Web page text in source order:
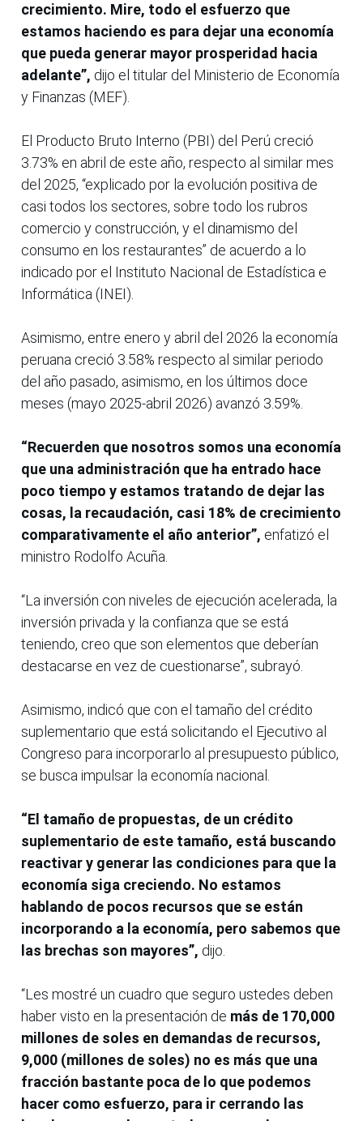
crecimiento. Mire, todo el esfuerzo que
estamos haciendo es para dejar una economía
que pueda generar mayor prosperidad hacia
adelante”, dijo el titular del Ministerio de Economía
y Finanzas (MEF).
El Producto Bruto Interno (PBI) del Perú creció
3.73% en abril de este año, respecto al similar mes
del 2025, “explicado por la evolución positiva de
casi todos los sectores, sobre todo los rubros
comercio y construcción, y el dinamismo del
consumo en los restaurantes” de acuerdo a lo
indicado por el Instituto Nacional de Estadística e
Informática (INEI).
Asimismo, entre enero y abril del 2026 la economía
peruana creció 3.58% respecto al similar periodo
del año pasado, asimismo, en los últimos doce
meses (mayo 2025-abril 2026) avanzó 3.59%.
“Recuerden que nosotros somos una economía
que una administración que ha entrado hace
poco tiempo y estamos tratando de dejar las
cosas, la recaudación, casi 18% de crecimiento
comparativamente el año anterior”, enfatizó el
ministro Rodolfo Acuña.
“La inversión con niveles de ejecución acelerada, la
inversión privada y la confianza que se está
teniendo, creo que son elementos que deberían
destacarse en vez de cuestionarse”, subrayó.
Asimismo, indicó que con el tamaño del crédito
suplementario que está solicitando el Ejecutivo al
Congreso para incorporarlo al presupuesto público,
se busca impulsar la economía nacional.
“El tamaño de propuestas, de un crédito
suplementario de este tamaño, está buscando
reactivar y generar las condiciones para que la
economía siga creciendo. No estamos
hablando de pocos recursos que se están
incorporando a la economía, pero sabemos que
las brechas son mayores”, dijo.
“Les mostré un cuadro que seguro ustedes deben
haber visto en la presentación de más de 170,000
millones de soles en demandas de recursos,
9,000 (millones de soles) no es más que una
fracción bastante poca de lo que podemos
hacer como esfuerzo, para ir cerrando las